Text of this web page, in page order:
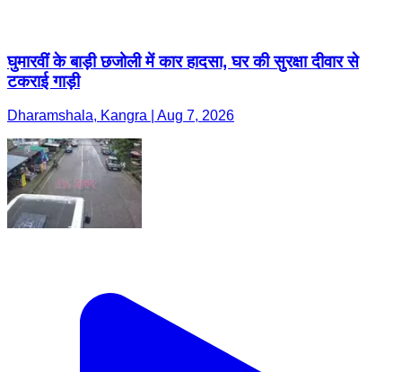
घुमारवीं के बाड़ी छजोली में कार हादसा, घर की सुरक्षा दीवार से
टकराई गाड़ी
Dharamshala, Kangra | Aug 7, 2026